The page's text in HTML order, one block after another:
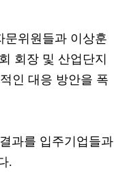
문위원들과 이상훈
회장 및 산업단지
인 대응 방안을 폭
과를 입주기업들과
.